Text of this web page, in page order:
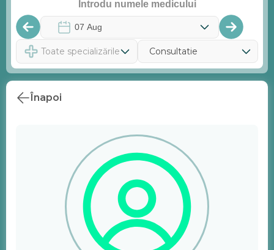
Toate specializările Consultatie
Înapoi